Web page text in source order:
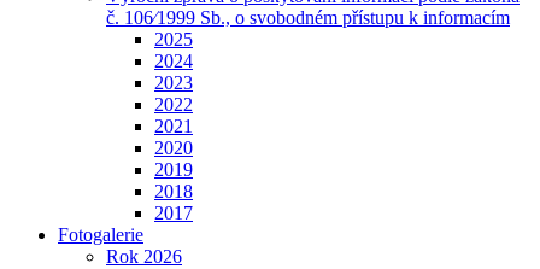
č. 106⁄1999 Sb., o svobodném přístupu k informacím
2025
2024
2023
2022
2021
2020
2019
2018
2017
Fotogalerie
Rok 2026